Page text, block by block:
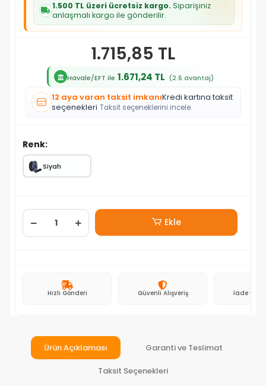
1.500 TL üzeri ücretsiz kargo. Siparişiniz
anlaşmalı kargo ile gönderilir.
1.715,85 TL
Havale/EFT ile 1.671,24 TL (2.6 avantaj)
12 aya varan taksit imkanıKredi kartına taksit
seçenekleri Taksit seçeneklerini incele
Renk:
Siyah
Ekle
Hızlı Gönderi Güvenli Alışveriş İade ve
Ürün Açıklaması Garanti ve Teslimat
Taksit Seçenekleri